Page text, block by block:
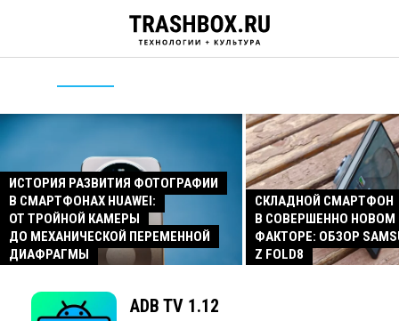
ИСТОРИЯ РАЗВИТИЯ ФОТОГРАФИИ
В СМАРТФОНАХ HUAWEI:
ОТ ТРОЙНОЙ КАМЕРЫ
ДО МЕХАНИЧЕСКОЙ ПЕРЕМЕННОЙ
ДИАФРАГМЫ
СКЛАДНОЙ СМАРТФОН
В СОВЕРШЕННО
ФАКТОРЕ: ОБЗОР
Z FOLD8
ADB TV 1.12